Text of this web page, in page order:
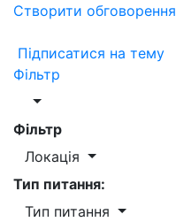
Створити обговорення
Підписатися на тему
Фільтр
Фільтр
Локація
Тип питання:
Тип питання